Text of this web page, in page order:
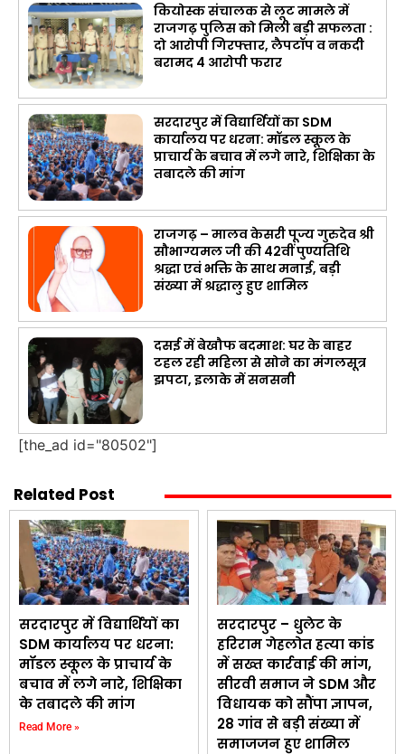
कियोस्क संचालक से लूट मामले में
राजगढ़ पुलिस को मिली बड़ी सफलता :
दो आरोपी गिरफ्तार, लैपटॉप व नकदी
बरामद 4 आरोपी फरार
सरदारपुर में विद्यार्थियों का SDM
कार्यालय पर धरना: मॉडल स्कूल के
प्राचार्य के बचाव में लगे नारे, शिक्षिका के
तबादले की मांग
राजगढ़ – मालव केसरी पूज्य गुरुदेव श्री
सौभाग्यमल जी की 42वीं पुण्यतिथि
श्रद्धा एवं भक्ति के साथ मनाई, बड़ी
संख्या में श्रद्धालु हुए शामिल
दसई में बेखौफ बदमाश: घर के बाहर
टहल रही महिला से सोने का मंगलसूत्र
झपटा, इलाके में सनसनी
[the_ad id="80502"]
Related Post
सरदारपुर में विद्यार्थियों का
SDM कार्यालय पर धरना:
मॉडल स्कूल के प्राचार्य के
बचाव में लगे नारे, शिक्षिका
के तबादले की मांग
Read More »
सरदारपुर – धुलेट के
हरिराम गेहलोत हत्या कांड
में सख्त कार्रवाई की मांग,
सीरवी समाज ने SDM और
विधायक को सौंपा ज्ञापन,
28 गांव से बड़ी संख्या में
समाजजन हुए शामिल